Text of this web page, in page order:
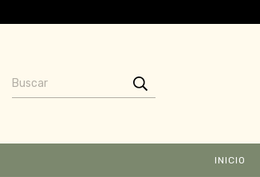
INICIO